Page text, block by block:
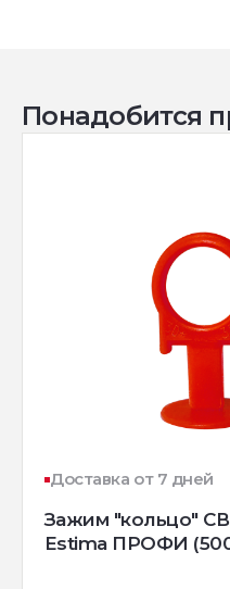
Понадобится
Доставка от 7 дней
Зажим "кольцо"
Estima ПРОФИ